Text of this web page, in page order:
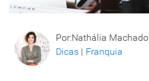
Por:Nathália Machado
Dicas | Franquia